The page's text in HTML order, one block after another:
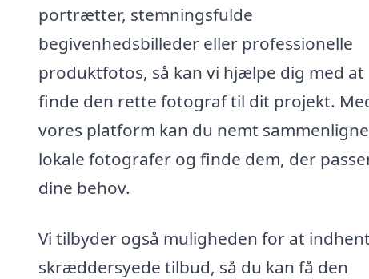
portrætter, stemningsfulde
begivenhedsbilleder eller professionelle
produktfotos, så kan vi hjælpe dig med at
finde den rette fotograf til dit projekt.
vores platform kan du nemt sammenligne
lokale fotografer og finde dem, der
dine behov.
Vi tilbyder også muligheden for at
skræddersyede tilbud, så du kan få den